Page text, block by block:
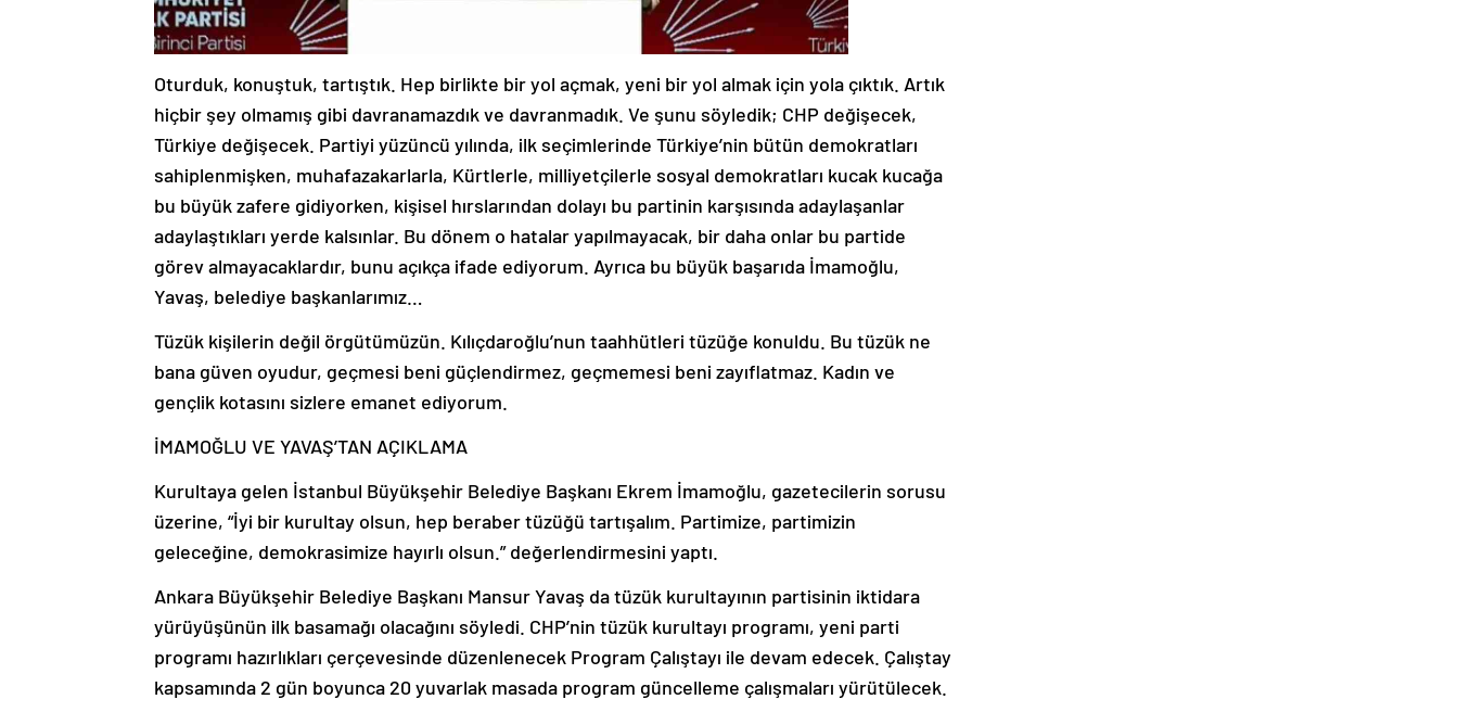
Oturduk, konuştuk, tartıştık. Hep birlikte bir yol açmak, yeni bir yol almak için yola çıktık. Artık
hiçbir şey olmamış gibi davranamazdık ve davranmadık. Ve şunu söyledik; CHP değişecek,
Türkiye değişecek. Partiyi yüzüncü yılında, ilk seçimlerinde Türkiye’nin bütün demokratları
sahiplenmişken, muhafazakarlarla, Kürtlerle, milliyetçilerle sosyal demokratları kucak kucağa
bu büyük zafere gidiyorken, kişisel hırslarından dolayı bu partinin karşısında adaylaşanlar
adaylaştıkları yerde kalsınlar. Bu dönem o hatalar yapılmayacak, bir daha onlar bu partide
görev almayacaklardır, bunu açıkça ifade ediyorum. Ayrıca bu büyük başarıda İmamoğlu,
Yavaş, belediye başkanlarımız…
Tüzük kişilerin değil örgütümüzün. Kılıçdaroğlu’nun taahhütleri tüzüğe konuldu. Bu tüzük ne
bana güven oyudur, geçmesi beni güçlendirmez, geçmemesi beni zayıflatmaz. Kadın ve
gençlik kotasını sizlere emanet ediyorum.
İMAMOĞLU VE YAVAŞ’TAN AÇIKLAMA
Kurultaya gelen İstanbul Büyükşehir Belediye Başkanı Ekrem İmamoğlu, gazetecilerin sorusu
üzerine, “İyi bir kurultay olsun, hep beraber tüzüğü tartışalım. Partimize, partimizin
geleceğine, demokrasimize hayırlı olsun.” değerlendirmesini yaptı.
Ankara Büyükşehir Belediye Başkanı Mansur Yavaş da tüzük kurultayının partisinin iktidara
yürüyüşünün ilk basamağı olacağını söyledi. CHP’nin tüzük kurultayı programı, yeni parti
programı hazırlıkları çerçevesinde düzenlenecek Program Çalıştayı ile devam edecek. Çalıştay
kapsamında 2 gün boyunca 20 yuvarlak masada program güncelleme çalışmaları yürütülecek.